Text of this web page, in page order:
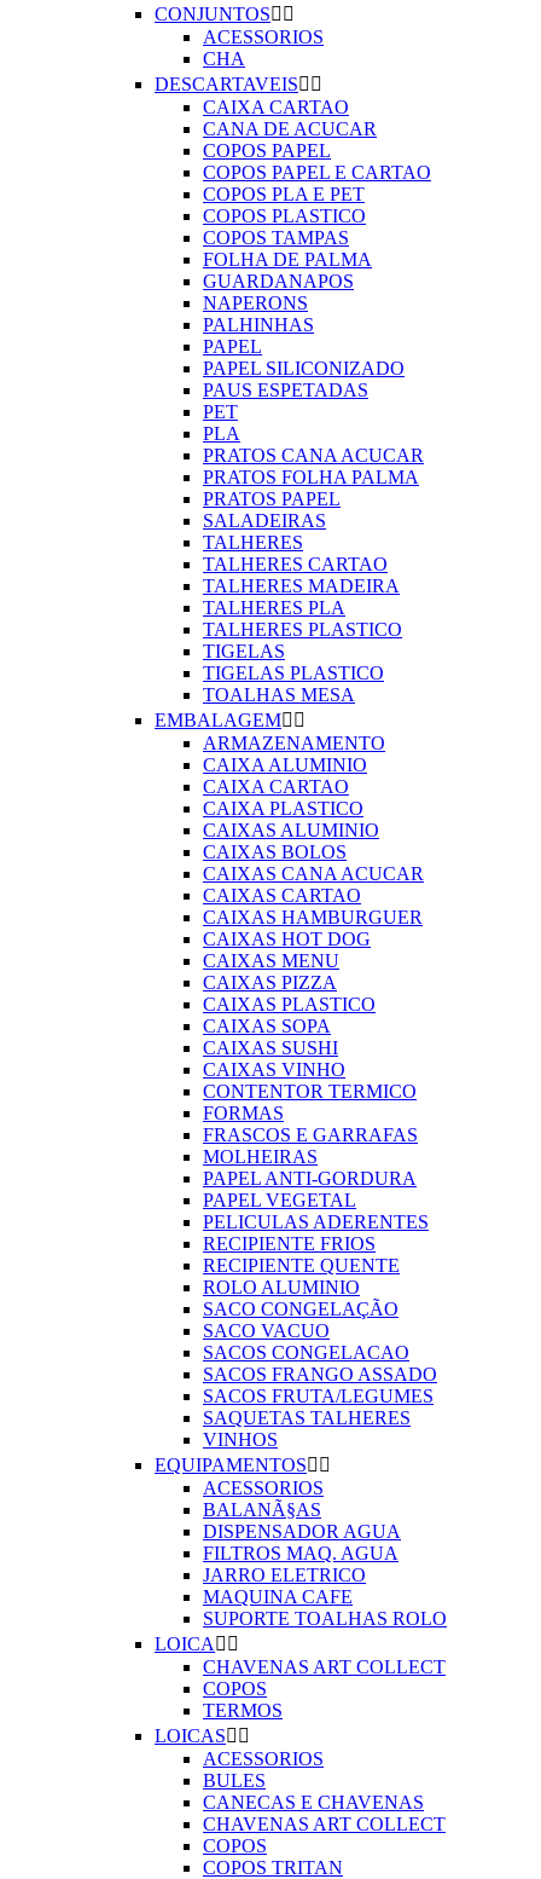
CONJUNTOS 
ACESSORIOS
CHA
DESCARTAVEIS 
CAIXA CARTAO
CANA DE ACUCAR
COPOS PAPEL
COPOS PAPEL E CARTAO
COPOS PLA E PET
COPOS PLASTICO
COPOS TAMPAS
FOLHA DE PALMA
GUARDANAPOS
NAPERONS
PALHINHAS
PAPEL
PAPEL SILICONIZADO
PAUS ESPETADAS
PET
PLA
PRATOS CANA ACUCAR
PRATOS FOLHA PALMA
PRATOS PAPEL
SALADEIRAS
TALHERES
TALHERES CARTAO
TALHERES MADEIRA
TALHERES PLA
TALHERES PLASTICO
TIGELAS
TIGELAS PLASTICO
TOALHAS MESA
EMBALAGEM 
ARMAZENAMENTO
CAIXA ALUMINIO
CAIXA CARTAO
CAIXA PLASTICO
CAIXAS ALUMINIO
CAIXAS BOLOS
CAIXAS CANA ACUCAR
CAIXAS CARTAO
CAIXAS HAMBURGUER
CAIXAS HOT DOG
CAIXAS MENU
CAIXAS PIZZA
CAIXAS PLASTICO
CAIXAS SOPA
CAIXAS SUSHI
CAIXAS VINHO
CONTENTOR TERMICO
FORMAS
FRASCOS E GARRAFAS
MOLHEIRAS
PAPEL ANTI-GORDURA
PAPEL VEGETAL
PELICULAS ADERENTES
RECIPIENTE FRIOS
RECIPIENTE QUENTE
ROLO ALUMINIO
SACO CONGELAÇÃO
SACO VACUO
SACOS CONGELACAO
SACOS FRANGO ASSADO
SACOS FRUTA/LEGUMES
SAQUETAS TALHERES
VINHOS
EQUIPAMENTOS 
ACESSORIOS
BALANÃ§AS
DISPENSADOR AGUA
FILTROS MAQ. AGUA
JARRO ELETRICO
MAQUINA CAFE
SUPORTE TOALHAS ROLO
LOICA  
CHAVENAS ART COLLECT
COPOS
TERMOS
LOICAS 
ACESSORIOS
BULES
CANECAS E CHAVENAS
CHAVENAS ART COLLECT
COPOS
COPOS TRITAN